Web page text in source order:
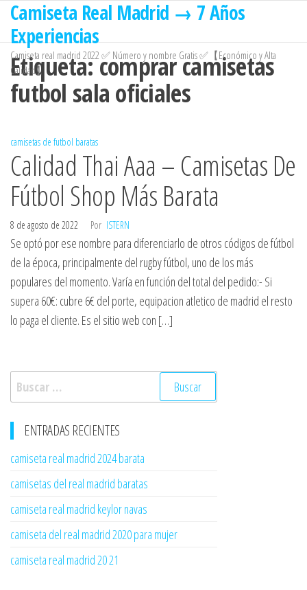
Saltar
contenido
Camiseta Real Madrid → 7 Años
Experiencias
Camiseta real madrid 2022 ✅ Número y nombre Gratis ✅【Económico y Alta
Calidad】
Etiqueta:comprar camisetas
futbol sala oficiales
camisetas de futbol baratas
Calidad Thai Aaa – Camisetas De
Fútbol Shop Más Barata
8 de agosto de 2022 Por ISTERN
Se optó por ese nombre para diferenciarlo de otros códigos de fútbol
de la época, principalmente del rugby fútbol, uno de los más
populares del momento. Varía en función del total del pedido:- Si
supera 60€: cubre 6€ del porte, equipacion atletico de madrid el resto
lo paga el cliente. Es el sitio web con […]
Buscar:
ENTRADAS RECIENTES
camiseta real madrid 2024 barata
camisetas del real madrid baratas
camiseta real madrid keylor navas
camiseta del real madrid 2020 para mujer
camiseta real madrid 20 21